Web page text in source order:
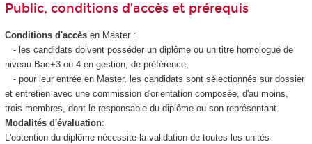
Public, conditions d’accès et prérequis
Conditions d'accèsen Master :
- les candidats doivent posséder un diplôme ou un titre homologué de
niveau Bac+3 ou 4 en gestion, de préférence,
- pour leur entrée en Master, les candidats sont sélectionnés sur dossier
et entretien avec une commission d'orientation composée, d'au moins,
trois membres, dont le responsable du diplôme ou son représentant.
Modalités d'évaluation:
L'obtention du diplôme nécessite la validation de toutes les unités